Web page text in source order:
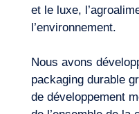
et le luxe,
l’environnement.
Nous avons
packaging durable
de développement